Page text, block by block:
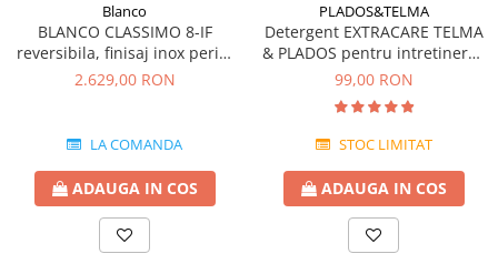
Blanco
BLANCO CLASSIMO 8-IF
reversibila, finisaj inox periat
si excentric
2.629,00 RON
LA COMANDA
ADAUGA IN COS
PLADOS&TELMA
Detergent EXTRACARE TELMA
& PLADOS pentru intretinerea
si curatarea chiuvetelor din
Granit
99,00 RON
STOC LIMITAT
ADAUGA IN COS